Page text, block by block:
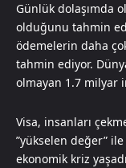
Günlük dolaşımda
olduğunu tahmin
ödemelerin daha
tahmin ediyor.
olmayan 1.7 milyar
Visa, insanları
”yükselen değer”
ekonomik kriz